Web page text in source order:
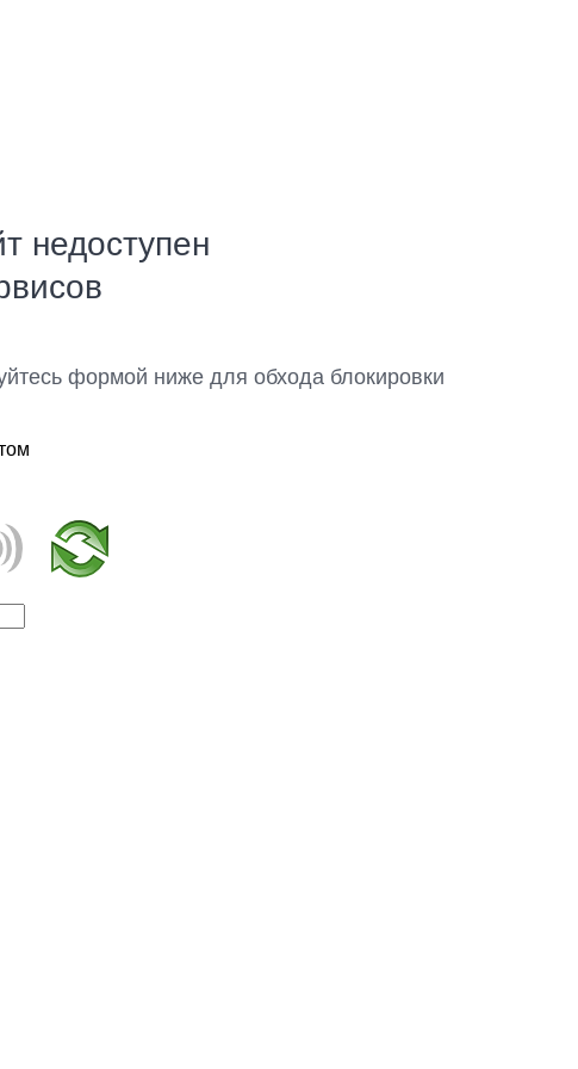
недоступен
формой ниже для обхода блокировки